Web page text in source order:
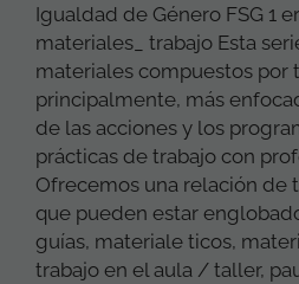
Igualdad de Género FSG 1
materiales_ trabajo Esta
materiales compuestos por
principalmente, más
de las acciones y los
prácticas de trabajo con
Ofrecemos una relación de
que pueden estar
guías, materiale ticos,
trabajo en el aula / taller,